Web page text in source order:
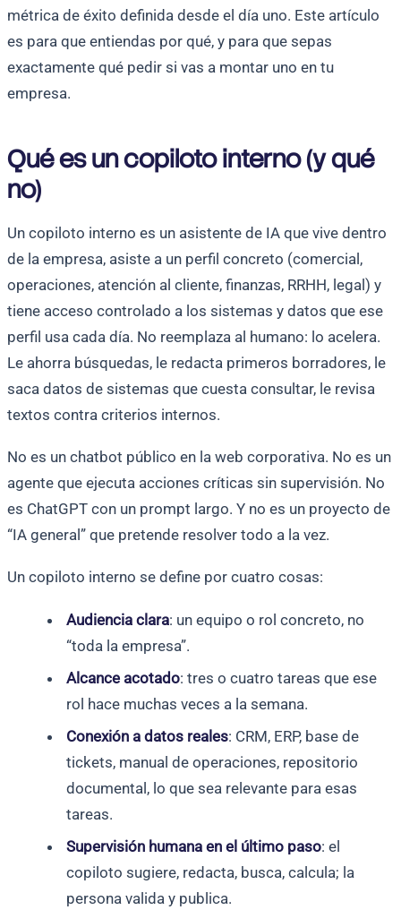
métrica de éxito definida desde el día uno. Este artículo
es para que entiendas por qué, y para que sepas
exactamente qué pedir si vas a montar uno en tu
empresa.
Qué es un copiloto interno (y qué
no)
Un copiloto interno es un asistente de IA que vive dentro
de la empresa, asiste a un perfil concreto (comercial,
operaciones, atención al cliente, finanzas, RRHH, legal) y
tiene acceso controlado a los sistemas y datos que ese
perfil usa cada día. No reemplaza al humano: lo acelera.
Le ahorra búsquedas, le redacta primeros borradores, le
saca datos de sistemas que cuesta consultar, le revisa
textos contra criterios internos.
No es un chatbot público en la web corporativa. No es un
agente que ejecuta acciones críticas sin supervisión. No
es ChatGPT con un prompt largo. Y no es un proyecto de
“IA general” que pretende resolver todo a la vez.
Un copiloto interno se define por cuatro cosas:
Audiencia clara: un equipo o rol concreto, no
“toda la empresa”.
Alcance acotado: tres o cuatro tareas que ese
rol hace muchas veces a la semana.
Conexión a datos reales: CRM, ERP, base de
tickets, manual de operaciones, repositorio
documental, lo que sea relevante para esas
tareas.
Supervisión humana en el último paso: el
copiloto sugiere, redacta, busca, calcula; la
persona valida y publica.